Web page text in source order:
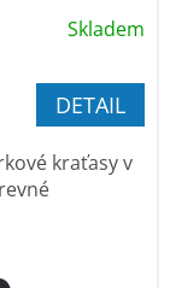
Skladem
DETAIL
kraťasy v